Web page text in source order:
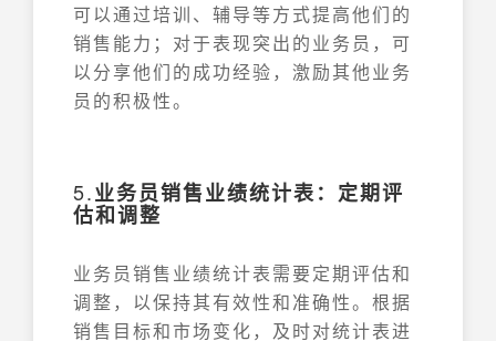
可以通过培训、辅导等方式提高他们的
销售能力；对于表现突出的业务员，可
以分享他们的成功经验，激励其他业务
员的积极性。
5.业务员销售业绩统计表：定期评
估和调整
业务员销售业绩统计表需要定期评估和
调整，以保持其有效性和准确性。根据
销售目标和市场变化，及时对统计表进